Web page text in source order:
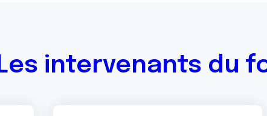
Les intervenants du